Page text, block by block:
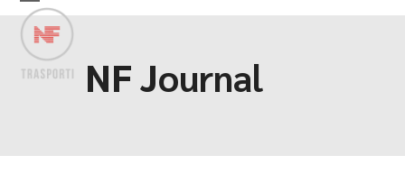
Skip
content
Open
mobile
menu
Close
mobile
menu
NF Journal